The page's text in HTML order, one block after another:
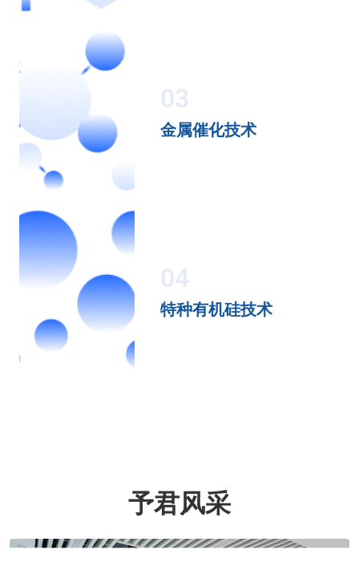
03
金属催化技术
04
特种有机硅技术
予君风采